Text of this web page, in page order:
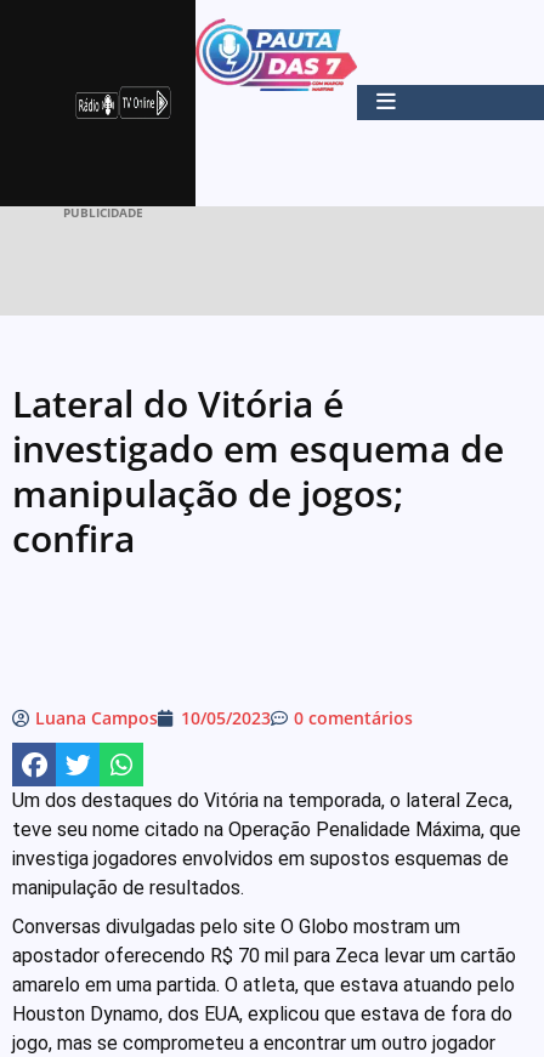
PUBLICIDADE
Lateral do Vitória é
investigado em esquema de
manipulação de jogos;
confira
Luana Campos 10/05/2023 0 comentários
Um dos destaques do Vitória na temporada, o lateral Zeca,
teve seu nome citado na Operação Penalidade Máxima, que
investiga jogadores envolvidos em supostos esquemas de
manipulação de resultados.
Conversas divulgadas pelo site O Globo mostram um
apostador oferecendo R$ 70 mil para Zeca levar um cartão
amarelo em uma partida. O atleta, que estava atuando pelo
Houston Dynamo, dos EUA, explicou que estava de fora do
jogo, mas se comprometeu a encontrar um outro jogador